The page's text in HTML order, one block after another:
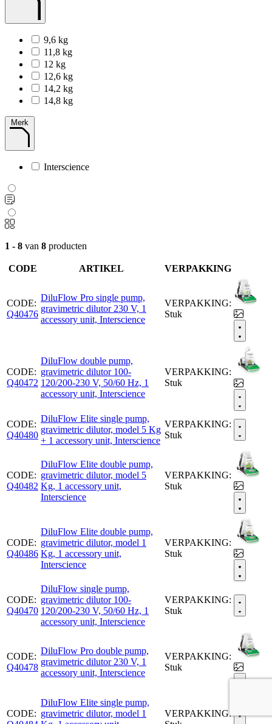
9,6 kg
11,8 kg
12 kg
12,6 kg
14,2 kg
14,8 kg
Merk
Interscience
1 - 8 van 8 producten
CODE ARTIKEL VERPAKKING
CODE:
Q40476
DiluFlow Pro single pump,
gravimetric dilutor 230 V, 1
accessory unit, Interscience
VERPAKKING:
Stuk
CODE:
Q40472
DiluFlow double pump,
gravimetric dilutor 100-
120/200-230 V, 50/60 Hz, 1
accessory unit, Interscience
VERPAKKING:
Stuk
CODE:
Q40480
DiluFlow Elite single pump,
gravimetric dilutor, model 5 Kg
+ 1 accessory unit, Interscience
VERPAKKING:
Stuk
CODE:
Q40482
DiluFlow Elite double pump,
gravimetric dilutor, model 5
Kg, 1 accessory unit,
Interscience
VERPAKKING:
Stuk
CODE:
Q40486
DiluFlow Elite double pump,
gravimetric dilutor, model 1
Kg, 1 accessory unit,
Interscience
VERPAKKING:
Stuk
CODE:
Q40470
DiluFlow single pump,
gravimetric dilutor 100-
120/200-230 V, 50/60 Hz, 1
accessory unit, Interscience
VERPAKKING:
Stuk
CODE:
Q40478
DiluFlow Pro double pump,
gravimetric dilutor 230 V, 1
accessory unit, Interscience
VERPAKKING:
Stuk
CODE:
DiluFlow Elite single pump,
gravimetric dilutor, model 1
VERPAKKING: